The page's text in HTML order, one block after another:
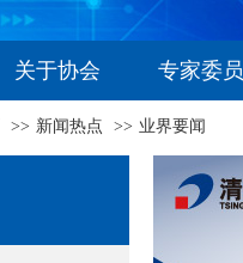
关于协会 专家委员
>> 新闻热点 >> 业界要闻